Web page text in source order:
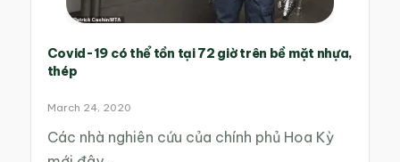
Covid-19 có thể tồn tại 72 giờ trên bề mặt nhựa,
thép
March 24, 2020
Các nhà nghiên cứu của chính phủ Hoa Kỳ